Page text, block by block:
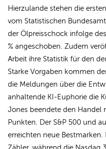
Hierzulande stehen die
vom Statistischen
der Ölpreisschock infolge
% angeschoben. Zudem
Arbeit ihre Statistik für den
Starke Vorgaben kommen
die Meldungen über die
anhaltende KI-Euphorie die
Jones beendete den Handel
Punkten. Der S&P 500 und
erreichten neue Bestmarken.
Zähler, während die Nasdaq